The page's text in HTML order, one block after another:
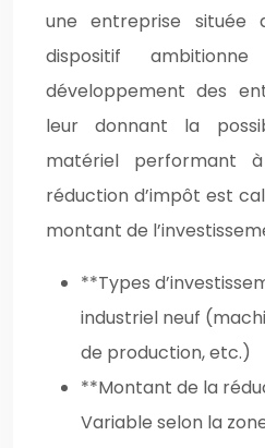
une entreprise située
dispositif
développement des
leur donnant la
matériel performant
réduction d’impôt est
montant de
**Types
industriel neuf
de production, etc.)
**Montant de la
Variable selon la